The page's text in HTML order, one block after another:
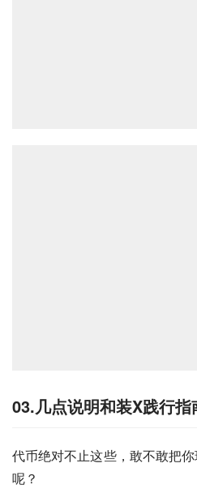
03.几点说明和装X践行指
代币绝对不止这些，敢不敢把
呢？